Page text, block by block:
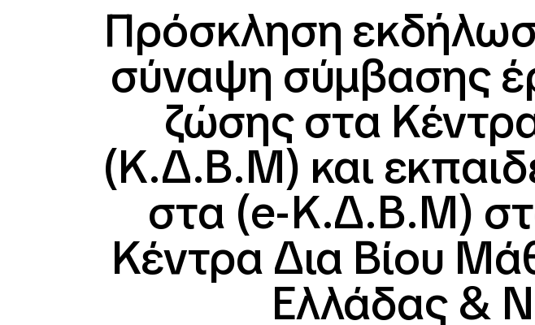
Πρόσκληση
σύναψη σύμβασης
ζώσης στα
(Κ.Δ.Β.Μ) και
στα (e-Κ.Δ.Β.Μ)
Κέντρα Δια Βίου
Ελλάδας &